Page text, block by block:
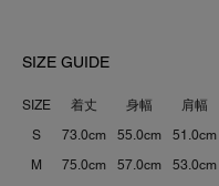
SIZE GUIDE
SIZE 着丈 身幅 肩幅
S
73.0cm 55.0cm 51.0cm
M
75.0cm 57.0cm 53.0cm